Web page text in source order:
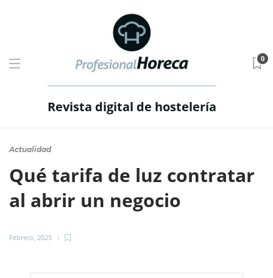
Revista digital de hostelería
0
Actualidad
Qué tarifa de luz contratar
al abrir un negocio
Febrero, 2025